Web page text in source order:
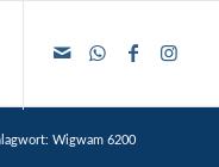
Wigwam 6200